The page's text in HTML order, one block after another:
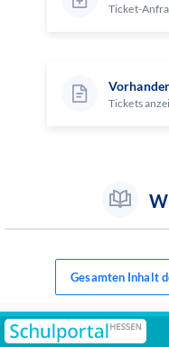
Ticket-
Tickets
Gesamten Inhalt